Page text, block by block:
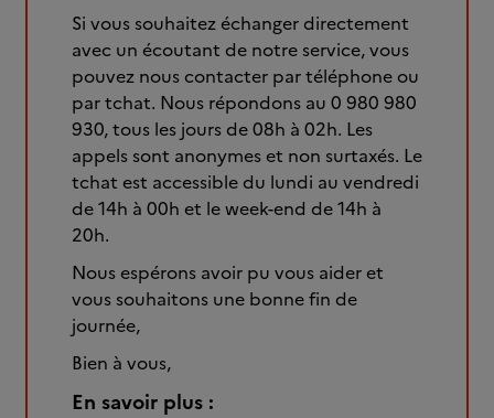
Si vous souhaitez échanger directement
avec un écoutant de notre service, vous
pouvez nous contacter par téléphone ou
par tchat. Nous répondons au 0 980 980
930, tous les jours de 08h à 02h. Les
appels sont anonymes et non surtaxés. Le
tchat est accessible du lundi au vendredi
de 14h à 00h et le week-end de 14h à
20h.
Nous espérons avoir pu vous aider et
vous souhaitons une bonne fin de
journée,
Bien à vous,
En savoir plus :